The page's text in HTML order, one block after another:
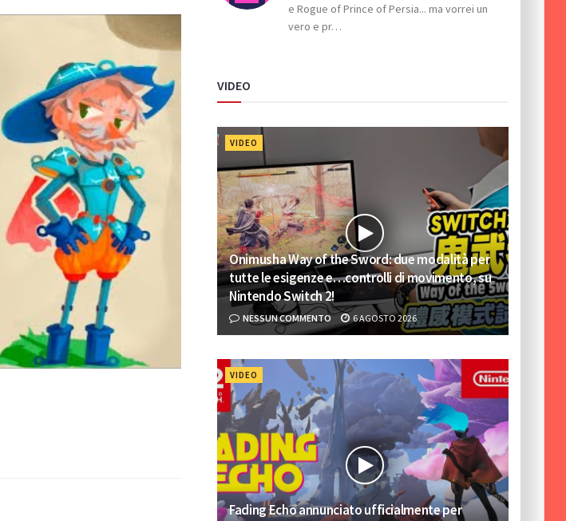
e Rogue of Prince of Persia... ma vorrei un
vero e pr…
VIDEO
VIDEO
Onimusha Way of the Sword: due modalità per
tutte le esigenze e…controlli di movimento, su
Nintendo Switch 2!
NESSUN COMMENTO 6 AGOSTO 2026
VIDEO
Fading Echo annunciato ufficialmente per